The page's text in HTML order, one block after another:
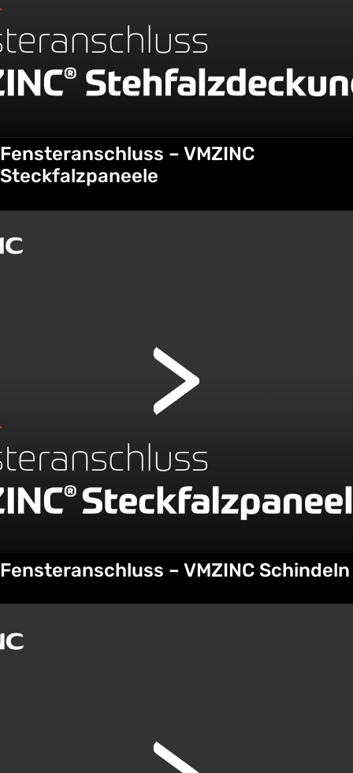
Fensteranschluss – VMZINC
Steckfalzpaneele
Fensteranschluss – VMZINC Schindeln